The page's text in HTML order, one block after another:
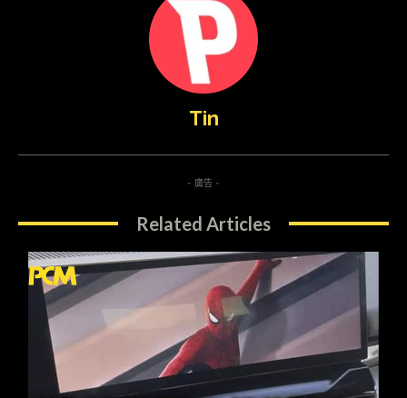
Tin
- 廣告 -
Related Articles